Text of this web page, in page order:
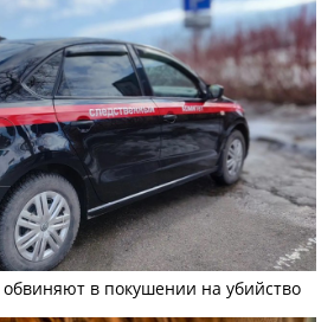
в покушении на убийство